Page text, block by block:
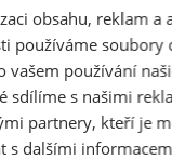
obsahu, reklam a
používáme soubory
vašem používání
sdílíme s našimi
partnery, kteří je
s dalšími